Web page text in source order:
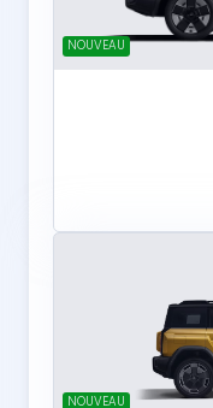
NOUVEAU
NOUVEAU